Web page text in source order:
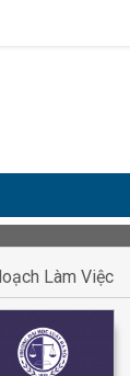
Làm Việc